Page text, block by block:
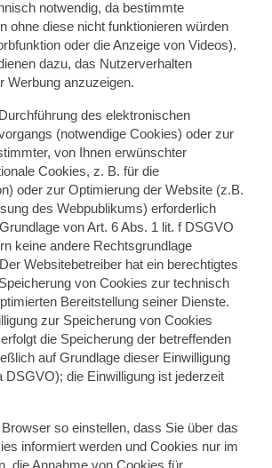
notwendig, da bestimmte
ohne diese nicht funktionieren würden
oder die Anzeige von Videos).
dazu, das Nutzerverhalten
Werbung anzuzeigen.
des elektronischen
(notwendige Cookies) oder zur
von Ihnen erwünschter
Cookies, z. B. für die
oder zur Optimierung der Website (z.B.
des Webpublikums) erforderlich
von Art. 6 Abs. 1 lit. f DSGVO
keine andere Rechtsgrundlage
Websitebetreiber hat ein berechtigtes
von Cookies zur technisch
Bereitstellung seiner Dienste.
zur Speicherung von Cookies
die Speicherung der betreffenden
auf Grundlage dieser Einwilligung
DSGVO); die Einwilligung ist jederzeit
so einstellen, dass Sie über das
informiert werden und Cookies nur im